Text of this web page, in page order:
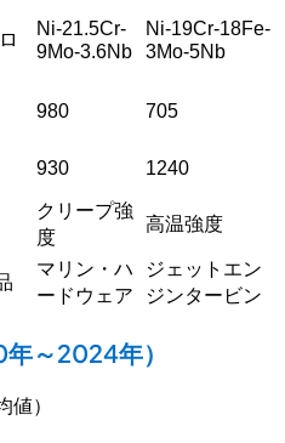
Ni-21.5Cr-
9Mo-3.6Nb
Ni-19Cr-18Fe-
3Mo-5Nb
980 705
930
1240
クリープ強
度
高温強度
マリン・ハ
ードウェア
ジェットエン
ジンタービン
～2024年）
）